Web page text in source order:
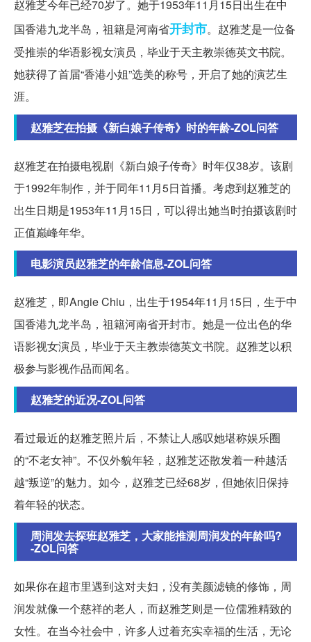
赵雅芝今年已经70岁了。她于1953年11月15日出生在中
国香港九龙半岛，祖籍是河南省开封市。赵雅芝是一位备
受推崇的华语影视女演员，毕业于天主教崇德英文书院。
她获得了首届“香港小姐”选美的称号，开启了她的演艺生
涯。
赵雅芝在拍摄《新白娘子传奇》时的年龄-ZOL问答
赵雅芝在拍摄电视剧《新白娘子传奇》时年仅38岁。该剧
于1992年制作，并于同年11月5日首播。考虑到赵雅芝的
出生日期是1953年11月15日，可以得出她当时拍摄该剧时
正值巅峰年华。
电影演员赵雅芝的年龄信息-ZOL问答
赵雅芝，即Angie Chiu，出生于1954年11月15日，生于中
国香港九龙半岛，祖籍河南省开封市。她是一位出色的华
语影视女演员，毕业于天主教崇德英文书院。赵雅芝以积
极参与影视作品而闻名。
赵雅芝的近况-ZOL问答
看过最近的赵雅芝照片后，不禁让人感叹她堪称娱乐圈
的“不老女神”。不仅外貌年轻，赵雅芝还散发着一种越活
越“叛逆”的魅力。如今，赵雅芝已经68岁，但她依旧保持
着年轻的状态。
周润发去探班赵雅芝，大家能推测周润发的年龄吗?
-ZOL问答
如果你在超市里遇到这对夫妇，没有美颜滤镜的修饰，周
润发就像一个慈祥的老人，而赵雅芝则是一位儒雅精致的
女性。在当今社会中，许多人过着充实幸福的生活，无论